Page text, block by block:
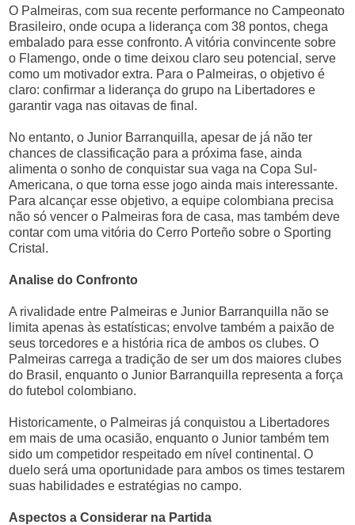
O Palmeiras, com sua recente performance no Campeonato
Brasileiro, onde ocupa a liderança com 38 pontos, chega
embalado para esse confronto. A vitória convincente sobre
o Flamengo, onde o time deixou claro seu potencial, serve
como um motivador extra. Para o Palmeiras, o objetivo é
claro: confirmar a liderança do grupo na Libertadores e
garantir vaga nas oitavas de final.
No entanto, o Junior Barranquilla, apesar de já não ter
chances de classificação para a próxima fase, ainda
alimenta o sonho de conquistar sua vaga na Copa Sul-
Americana, o que torna esse jogo ainda mais interessante.
Para alcançar esse objetivo, a equipe colombiana precisa
não só vencer o Palmeiras fora de casa, mas também deve
contar com uma vitória do Cerro Porteño sobre o Sporting
Cristal.
Analise do Confronto
A rivalidade entre Palmeiras e Junior Barranquilla não se
limita apenas às estatísticas; envolve também a paixão de
seus torcedores e a história rica de ambos os clubes. O
Palmeiras carrega a tradição de ser um dos maiores clubes
do Brasil, enquanto o Junior Barranquilla representa a força
do futebol colombiano.
Historicamente, o Palmeiras já conquistou a Libertadores
em mais de uma ocasião, enquanto o Junior também tem
sido um competidor respeitado em nível continental. O
duelo será uma oportunidade para ambos os times testarem
suas habilidades e estratégias no campo.
Aspectos a Considerar na Partida